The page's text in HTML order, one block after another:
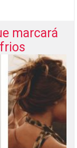
marcará